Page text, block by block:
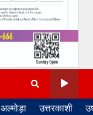
अल्मोड़ा उत्तरकाशी